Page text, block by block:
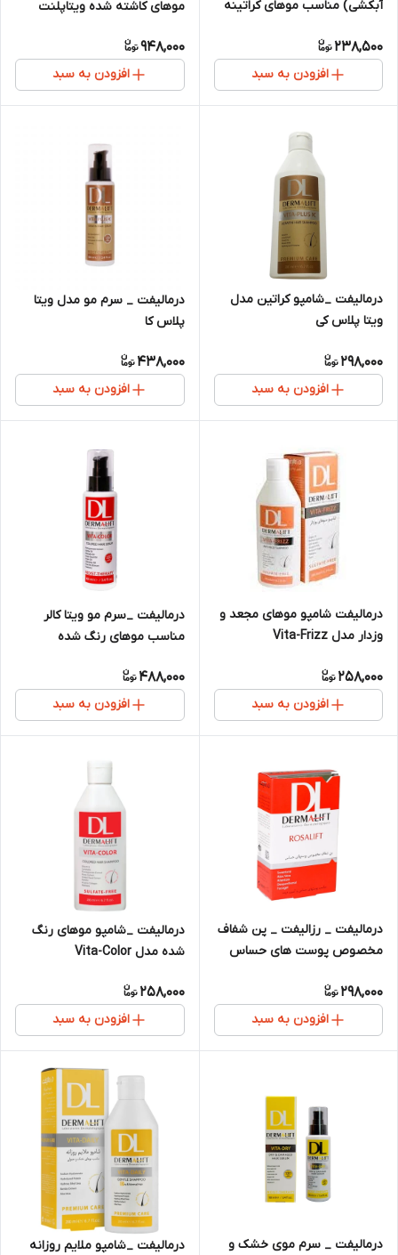
آبکشی) مناسب موهای کراتینه
238,500
افزودن به سبد
موهای کاشته شده ویتاپلنت
948,000
افزودن به سبد
درمالیفت _شامپو کراتین مدل
ویتا پلاس کی
298,000
افزودن به سبد
درمالیفت _ سرم مو مدل ویتا
پلاس کا
438,000
افزودن به سبد
درمالیفت شامپو موهای مجعد و
وزدار مدل Vita-Frizz
258,000
افزودن به سبد
درمالیفت _سرم مو ویتا کالر
مناسب موهای رنگ شده
488,000
افزودن به سبد
درمالیفت _ رزالیفت _ پن شفاف
مخصوص پوست های حساس
298,000
افزودن به سبد
درمالیفت _شامپو موهای رنگ
شده مدل Vita-Color
258,000
افزودن به سبد
درمالیفت _ سرم موی خشک و
درمالیفت _شامپو ملایم روزانه